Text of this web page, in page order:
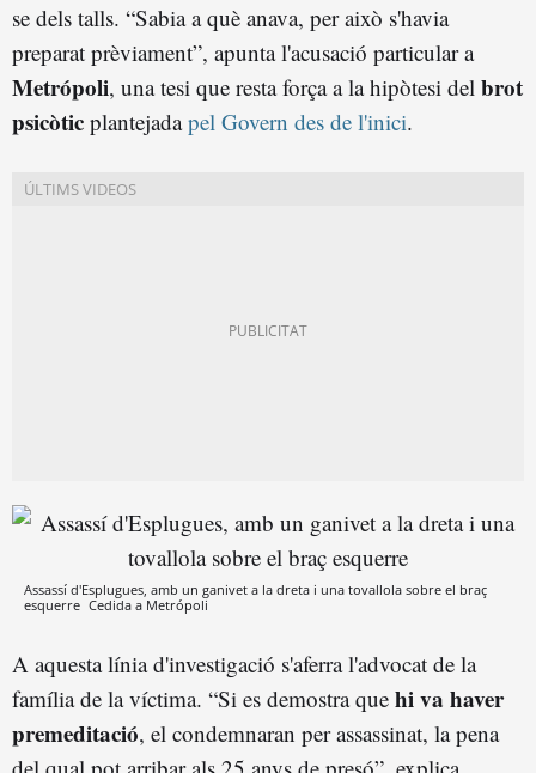
se dels talls. “Sabia a què anava, per això s'havia
preparat prèviament”, apunta l'acusació particular a
Metrópoli, una tesi que resta força a la hipòtesi del brot
psicòtic plantejadapel Govern des de l'inici.
Assassí d'Esplugues, amb un ganivet a la dreta i una tovallola sobre el braç
esquerre Cedida a Metrópoli
A aquesta línia d'investigació s'aferra l'advocat de la
família de la víctima. “Si es demostra que hi va haver
premeditació, el condemnaran per assassinat, la pena